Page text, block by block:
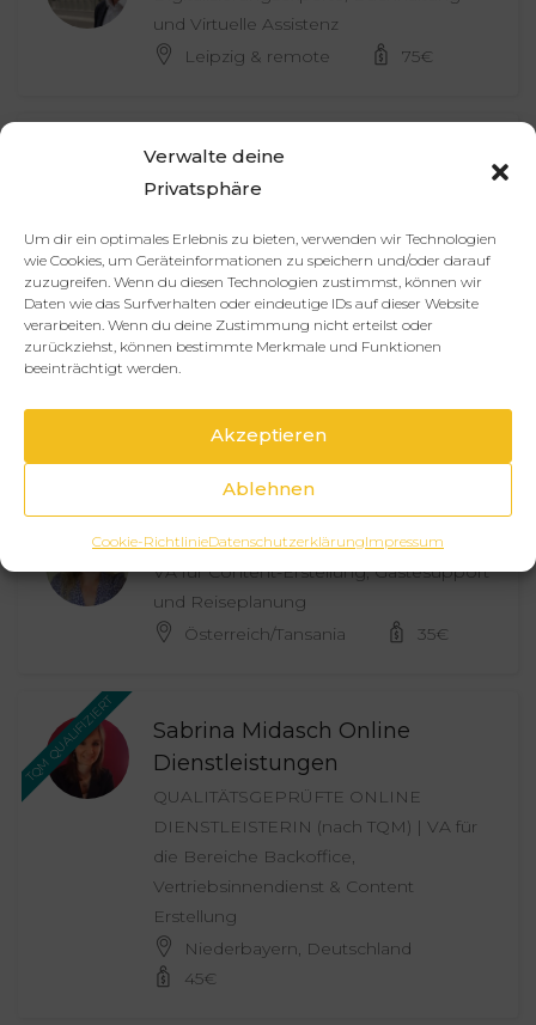
Verwalte deine
Privatsphäre
Um dir ein optimales Erlebnis zu bieten, verwenden wir Technologien
wie Cookies, um Geräteinformationen zu speichern und/oder darauf
zuzugreifen. Wenn du diesen Technologien zustimmst, können wir
Daten wie das Surfverhalten oder eindeutige IDs auf dieser Website
verarbeiten. Wenn du deine Zustimmung nicht erteilst oder
zurückziehst, können bestimmte Merkmale und Funktionen
beeinträchtigt werden.
Akzeptieren
Ablehnen
Cookie-RichtlinieDatenschutzerklärungImpressum
und Virtuelle Assistenz
Leipzig & remote
75€
Michelle Endres
VA für Struktur & Wachstum | Prozesse,
Deutschland
35 €
Artjom Schall
Büroassistenz & Backoffice – Virtuelle
Unterstützung
Engelskirchen 51766, Deutschland
Sabrina Flatz
VA für Content-Erstellung, Gästesupport
und Reiseplanung
Österreich/Tansania
35€
TQM QUALIFIZIERT
Sabrina Midasch Online
Dienstleistungen
QUALITÄTSGEPRÜFTE ONLINE
DIENSTLEISTERIN (nach TQM) | VA für
die Bereiche Backoffice,
Vertriebsinnendienst & Content
Erstellung
Niederbayern, Deutschland
45€